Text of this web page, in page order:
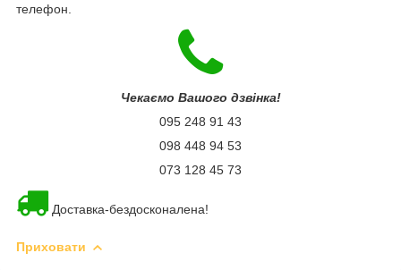
телефон.
Чекаємо Вашого дзвінка!
095 248 91 43
098 448 94 53
073 128 45 73
Доставка-бездосконалена!
Приховати